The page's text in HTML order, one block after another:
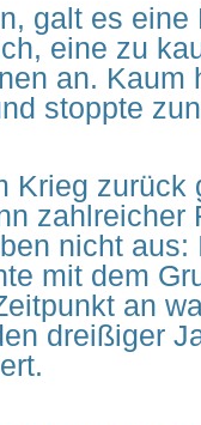
galt es
eine zu
an. Kaum
stoppte
nicht
mit dem
an
dreißiger